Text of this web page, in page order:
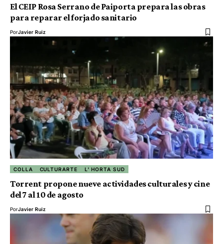
El CEIP Rosa Serrano de Paiporta prepara las obras
para reparar el forjado sanitario
PorJavier Ruiz
COLLA CULTURARTE L' HORTA SUD
Torrent propone nueve actividades culturales y cine
del 7 al 10 de agosto
PorJavier Ruiz